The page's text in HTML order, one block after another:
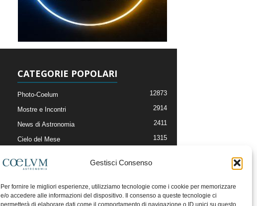
Gestisci Consenso
Per fornire le migliori esperienze, utilizziamo tecnologie come i cookie per memorizzare
e/o accedere alle informazioni del dispositivo. Il consenso a queste tecnologie ci
permetterà di elaborare dati come il comportamento di navigazione o ID unici su questo
CATEGORIE POPOLARI
Photo-Coelum 12873
Mostre e Incontri 2914
News di Astronomia 2411
Cielo del Mese 1315
Articoli e Risorse On-Line
Il Blog della Redazione